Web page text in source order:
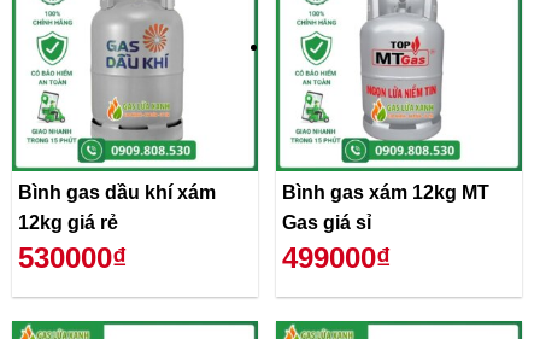
Bình gas dầu khí xám
12kg giá rẻ
530000₫
Bình gas xám 12kg MT
Gas giá sỉ
499000₫